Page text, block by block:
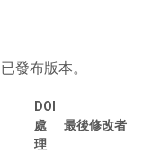
發布版本。
DOI
處
理
最後修改者